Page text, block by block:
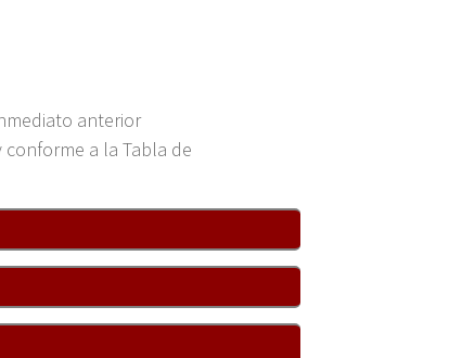
anterior
a la Tabla de